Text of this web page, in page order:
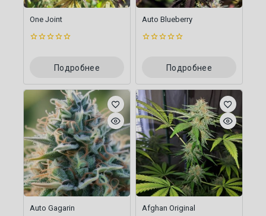
One Joint
Подробнее
Auto Blueberry
Подробнее
Auto Gagarin Afghan Original